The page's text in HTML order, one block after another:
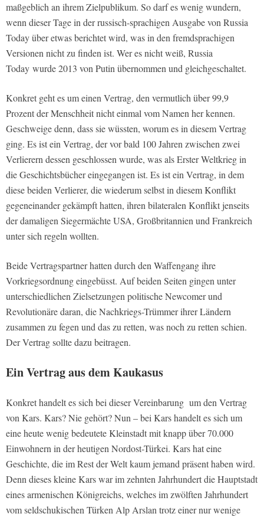
maßgeblich an ihrem Zielpublikum. So darf es wenig wundern,
wenn dieser Tage in der russisch-sprachigen Ausgabe von Russia
Today über etwas berichtet wird, was in den fremdsprachigen
Versionen nicht zu finden ist. Wer es nicht weiß, Russia
Today wurde 2013 von Putin übernommen und gleichgeschaltet.
Konkret geht es um einen Vertrag, den vermutlich über 99,9
Prozent der Menschheit nicht einmal vom Namen her kennen.
Geschweige denn, dass sie wüssten, worum es in diesem Vertrag
ging. Es ist ein Vertrag, der vor bald 100 Jahren zwischen zwei
Verlierern dessen geschlossen wurde, was als Erster Weltkrieg in
die Geschichtsbücher eingegangen ist. Es ist ein Vertrag, in dem
diese beiden Verlierer, die wiederum selbst in diesem Konflikt
gegeneinander gekämpft hatten, ihren bilateralen Konflikt jenseits
der damaligen Siegermächte USA, Großbritannien und Frankreich
unter sich regeln wollten.
Beide Vertragspartner hatten durch den Waffengang ihre
Vorkriegsordnung eingebüsst. Auf beiden Seiten gingen unter
unterschiedlichen Zielsetzungen politische Newcomer und
Revolutionäre daran, die Nachkriegs-Trümmer ihrer Ländern
zusammen zu fegen und das zu retten, was noch zu retten schien.
Der Vertrag sollte dazu beitragen.
Ein Vertrag aus dem Kaukasus
Konkret handelt es sich bei dieser Vereinbarung um den Vertrag
von Kars. Kars? Nie gehört? Nun – bei Kars handelt es sich um
eine heute wenig bedeutete Kleinstadt mit knapp über 70.000
Einwohnern in der heutigen Nordost-Türkei. Kars hat eine
Geschichte, die im Rest der Welt kaum jemand präsent haben wird.
Denn dieses kleine Kars war im zehnten Jahrhundert die Hauptstadt
eines armenischen Königreichs, welches im zwölften Jahrhundert
vom seldschukischen Türken Alp Arslan trotz einer nur wenige